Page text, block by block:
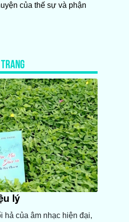
của thế sự và phận
lý
hả của âm nhạc hiện đại,